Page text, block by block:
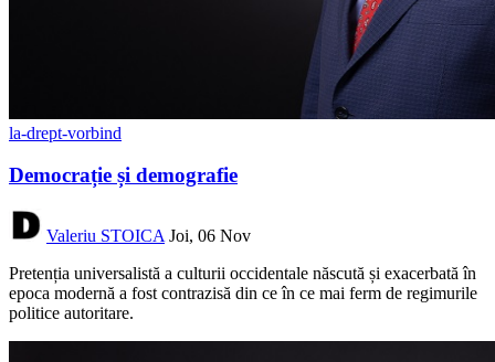
la-drept-vorbind
Democrație și demografie
Valeriu STOICA Joi, 06 Nov
Pretenția universalistă a culturii occidentale născută și exacerbată în
epoca modernă a fost contrazisă din ce în ce mai ferm de regimurile
politice autoritare.